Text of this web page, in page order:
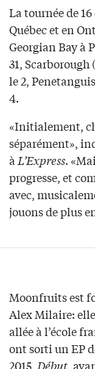
La tournée de
Québec et en
Georgian Bay à
31, Scarborough (
le 2,
4.
«Initialement,
séparément»,
à L’Express.
progresse, et
avec,
jouons de plus
Moonfruits est
Alex Milaire:
allée à l’école
ont sorti un EP
2015, Début ,